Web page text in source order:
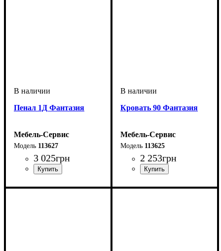
Пенал 1Д Фантазия
Мебель-Сервис
113627
3 025грн
Кровать 90 Фантазия
Мебель-Сервис
113625
2 253грн